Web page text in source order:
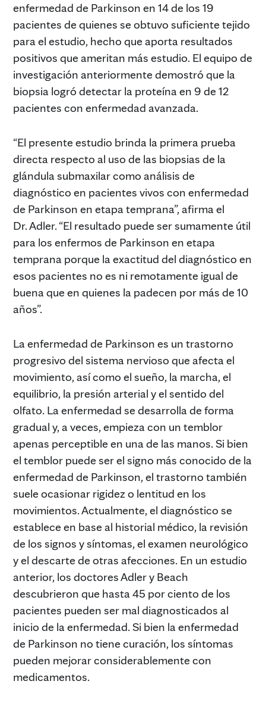
enfermedad de Parkinson en 14 de los 19
pacientes de quienes se obtuvo suficiente tejido
para el estudio, hecho que aporta resultados
positivos que ameritan más estudio. El equipo de
investigación anteriormente demostró que la
biopsia logró detectar la proteína en 9 de 12
pacientes con enfermedad avanzada.
“El presente estudio brinda la primera prueba
directa respecto al uso de las biopsias de la
glándula submaxilar como análisis de
diagnóstico en pacientes vivos con enfermedad
de Parkinson en etapa temprana”, afirma el
Dr. Adler. “El resultado puede ser sumamente útil
para los enfermos de Parkinson en etapa
temprana porque la exactitud del diagnóstico en
esos pacientes no es ni remotamente igual de
buena que en quienes la padecen por más de 10
años”.
La enfermedad de Parkinson es un trastorno
progresivo del sistema nervioso que afecta el
movimiento, así como el sueño, la marcha, el
equilibrio, la presión arterial y el sentido del
olfato. La enfermedad se desarrolla de forma
gradual y, a veces, empieza con un temblor
apenas perceptible en una de las manos. Si bien
el temblor puede ser el signo más conocido de la
enfermedad de Parkinson, el trastorno también
suele ocasionar rigidez o lentitud en los
movimientos. Actualmente, el diagnóstico se
establece en base al historial médico, la revisión
de los signos y síntomas, el examen neurológico
y el descarte de otras afecciones. En un estudio
anterior, los doctores Adler y Beach
descubrieron que hasta 45 por ciento de los
pacientes pueden ser mal diagnosticados al
inicio de la enfermedad. Si bien la enfermedad
de Parkinson no tiene curación, los síntomas
pueden mejorar considerablemente con
medicamentos.